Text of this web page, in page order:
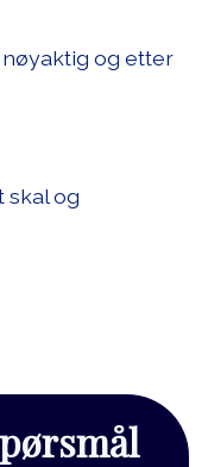
og etter
skal og